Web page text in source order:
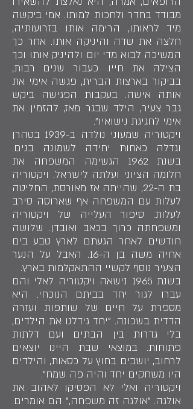
מבודד בחדר ולחכות למותו. אמי ביקשה
מיד לראותו, הרימה אותו בזרועותיה,
חלצה את שדה והיניקה אותו. אחר כך
המשיכה לבוא מדי יום ולהיניק אותו וכך
הצילה את חייו. כעבור שנים רבות,
בביקור בארצות הברית, פגשה אימי את
אותה אישה. בעקבות הפגישה ביקש
גבר צעיר, הילד שבגר מאז, להזמין את
אימי לחגיגת נישואיו".
ויקטוריה שמעוני נולדה ב-1939 בטהרן
וגדלה כאחות יחידה לשמונה בנים.
בשנת 1962 הגשימה המשפחה את
חלומה הציוני ועלתה לישראל. ויקטוריה
בת ה-22, שהייתה אז מאורסת, החליטה
לעלות עם המשפחה אף שארוסה סירב
לעלות. סיפור העלייה של ויקטוריה
ומשפחתה כרוך בכאב ואובדן. שלושה
חודשים לאחר הגעתם לארץ טבע בים
אחיה משה בן ה-16. האבל על הנער
הצעיר נוסף לקשיי ההתאקלמות בארץ.
בשנת 1965 נישאה ויקטוריה לאלי והם
עברו לגור יחד בביתם הנוכחי. היא
מספרת על חיים של שותפות ועזרה
הדדית בשכונה. "יחד גידלנו את הילדים,
בלי גדרות בין הבתים ועם דלתות
פתוחות. במוצאי שבת היינו יוצאים
לרחוב, יושבים בחוץ על כסאות, והילדים
היו משחקים יחד והיה פה שמח".
ויקטוריה ואלי לא הפסיקו לאהוב את
אולגה. "אולגה זה משפחה," הם אומרים.